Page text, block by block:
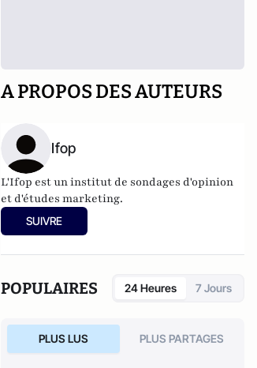
A PROPOS DES AUTEURS
Ifop
L'Ifop est un institut de sondages d'opinion
et d'études marketing.
SUIVRE
POPULAIRES 24 Heures 7 Jours
PLUS LUS PLUS PARTAGES